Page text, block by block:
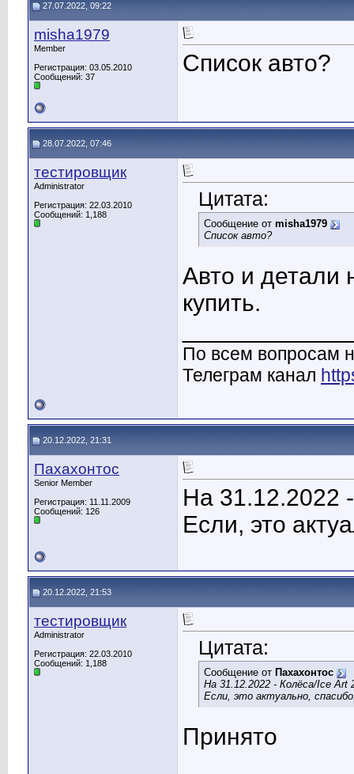
27.07.2022, 09:22
misha1979
Member
Регистрация: 03.05.2010
Сообщений: 37
Список авто?
28.07.2022, 07:46
тестировщик
Administrator
Регистрация: 22.03.2010
Сообщений: 1,188
Цитата:
Сообщение от misha1979
Список авто?
Авто и детали
купить.
По всем вопросам
Телеграм канал
20.12.2022, 21:31
Пахахонтос
Senior Member
Регистрация: 11.11.2009
Сообщений: 126
На 31.12.2022
Если, это
20.12.2022, 21:53
тестировщик
Administrator
Регистрация: 22.03.2010
Сообщений: 1,188
Цитата:
Сообщение от Пахахонтос
На 31.12.2022 - Колёса/Ice Art
Если, это актуально,
Принято